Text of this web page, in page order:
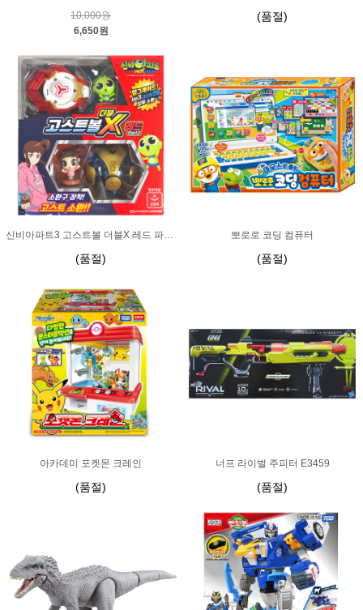
10,000원
6,650원
(품절)
신비아파트3 고스트볼 더블X 레드 파트2
(품절)
뽀로로 코딩 컴퓨터
(품절)
아카데미 포켓몬 크레인
(품절)
너프 라이벌 주피터 E3459
(품절)